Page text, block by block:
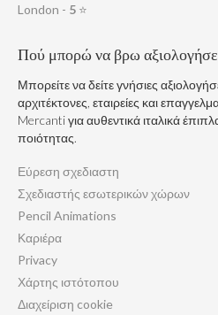
London - 5 ⭐
Πού μπορώ να βρω
Μπορείτε να δείτε γνήσιες
αρχιτέκτονες, εταιρείες και
Mercanti για αυθεντικά ιταλικά
ποιότητας.
Εύρεση σχεδιαστη
Σχεδιαστής εσωτερικών χώρων
Pencil Animations
Καριέρα
Privacy
Χάρτης ιστότοπου
Διαχείριση cookie